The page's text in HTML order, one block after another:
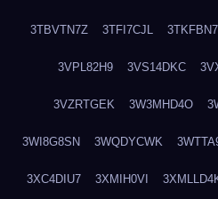
3TBVTN7Z 3TFI7CJL
3VPL82H9 3VS14DKC
3VZRTGEK 3W3MHD4O
3WI8G8SN 3WQDYCWK
3XC4DIU7 3XMIH0VI